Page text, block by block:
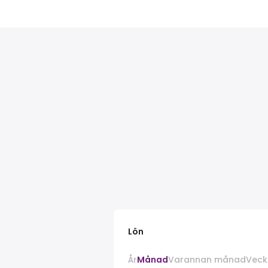
Lön
ÅrMånadVarannan månad